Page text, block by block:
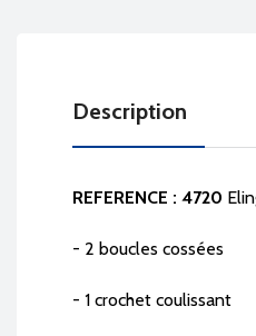
Description
REFERENCE : 4720
- 2 boucles cossées
- 1 crochet coulissant